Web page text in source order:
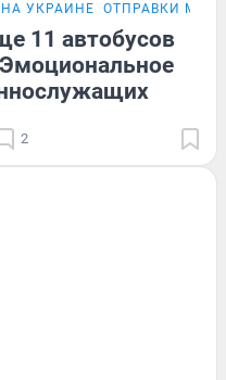
УКРАИНЕ ОТПРАВКИ
11 автобусов
2